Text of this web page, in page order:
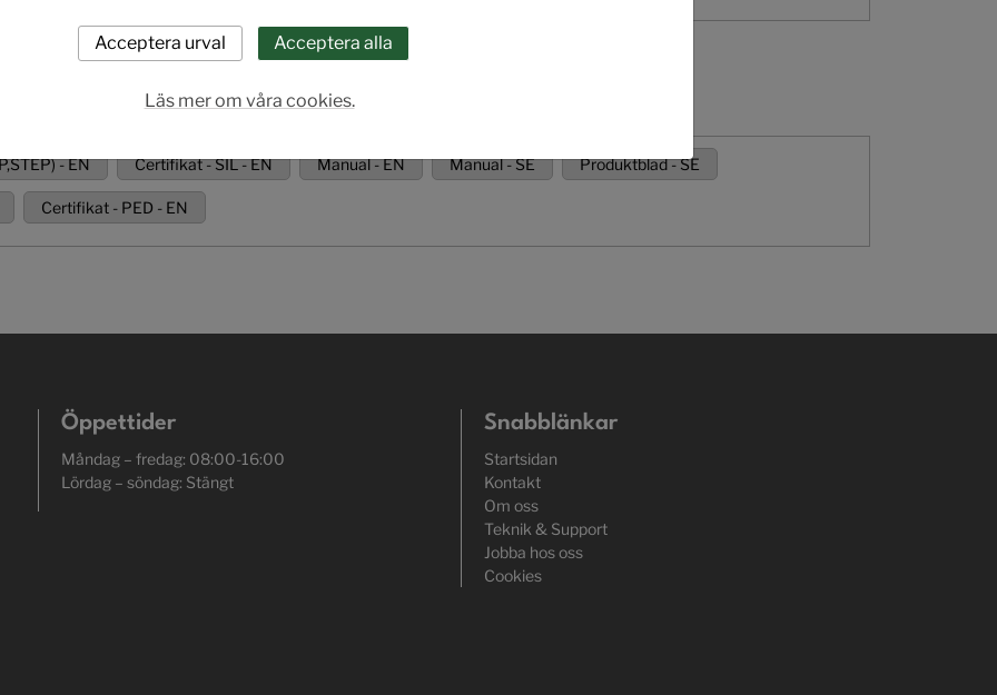
- EN Certifikat - SIL - EN Manual - EN Manual - SE Produktblad - SE
Certifikat - PED - EN
Öppettider
Måndag – fredag: 08:00-16:00
Lördag – söndag: Stängt
Snabblänkar
Startsidan
Kontakt
Om oss
Teknik & Support
Jobba hos oss
Cookies
Läs mer om våra cookies.